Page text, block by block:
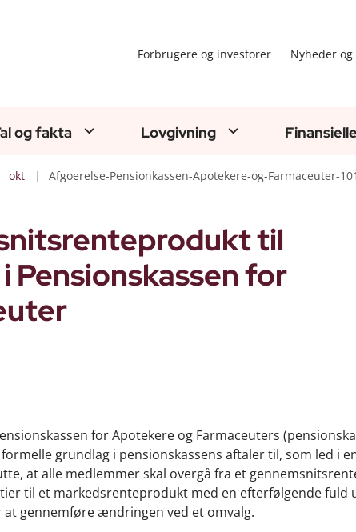
Forbrugere og investorer Nyheder
og fakta Lovgivning
okt Afgoerelse-Pensionkassen-Apotekere-og-Farmaceuter-
til
for
for Apotekere og Farmaceuters
grundlag i pensionskassens aftaler til, som led i
at alle medlemmer skal overgå fra et
til et markedsrenteprodukt med en efterfølgende fuld
gennemføre ændringen ved et omvalg.